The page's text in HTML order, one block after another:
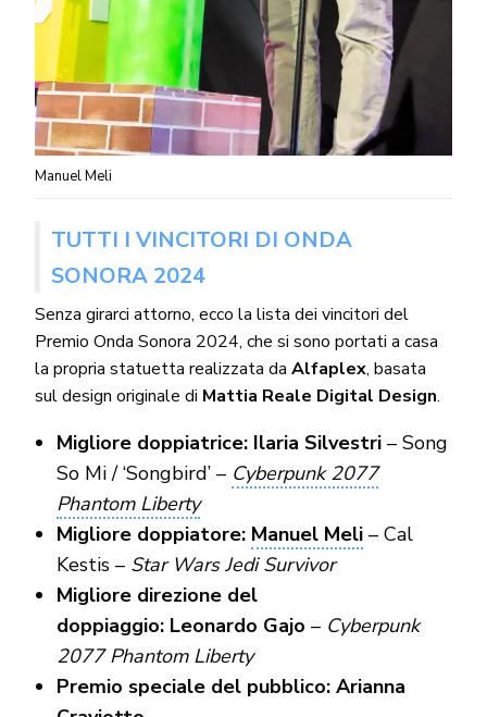
Manuel Meli
TUTTI I VINCITORI DI ONDA
SONORA 2024
Senza girarci attorno, ecco la lista dei vincitori del
Premio Onda Sonora 2024, che si sono portati a casa
la propria statuetta realizzata daAlfaplex, basata
sul design originale di Mattia Reale Digital Design.
Migliore doppiatrice: Ilaria Silvestri– Song
So Mi / ‘Songbird’ – Cyberpunk 2077
Phantom Liberty
Migliore doppiatore: Manuel Meli– Cal
Kestis – Star Wars Jedi Survivor
Migliore direzione del
doppiaggio: Leonardo Gajo – Cyberpunk
2077 Phantom Liberty
Premio speciale del pubblico: Arianna